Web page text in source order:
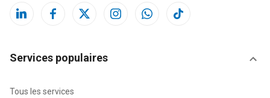
Services populaires
Tous les services